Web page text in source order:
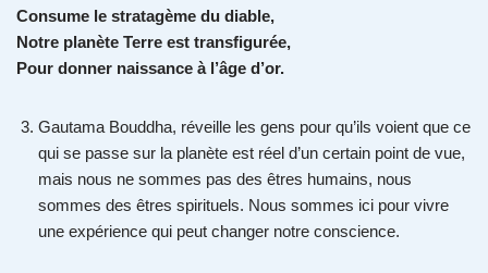
Consume le stratagème du diable,
Notre planète Terre est transfigurée,
Pour donner naissance à l’âge d’or.
Gautama Bouddha, réveille les gens pour qu’ils voient que ce
qui se passe sur la planète est réel d’un certain point de vue,
mais nous ne sommes pas des êtres humains, nous
sommes des êtres spirituels. Nous sommes ici pour vivre
une expérience qui peut changer notre conscience.